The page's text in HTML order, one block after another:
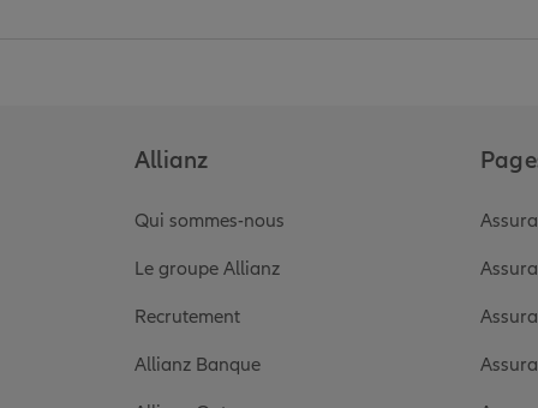
Allianz
Qui sommes-nous
Le groupe Allianz
Recrutement
Allianz Banque